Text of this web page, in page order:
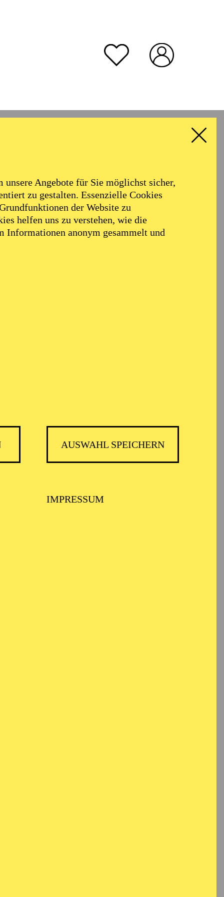
unsere Angebote für Sie möglichst sicher,
zu gestalten. Essenzielle Cookies
der Website zu
helfen uns zu verstehen, wie die
Informationen anonym gesammelt und
AUSWAHL SPEICHERN
IMPRESSUM